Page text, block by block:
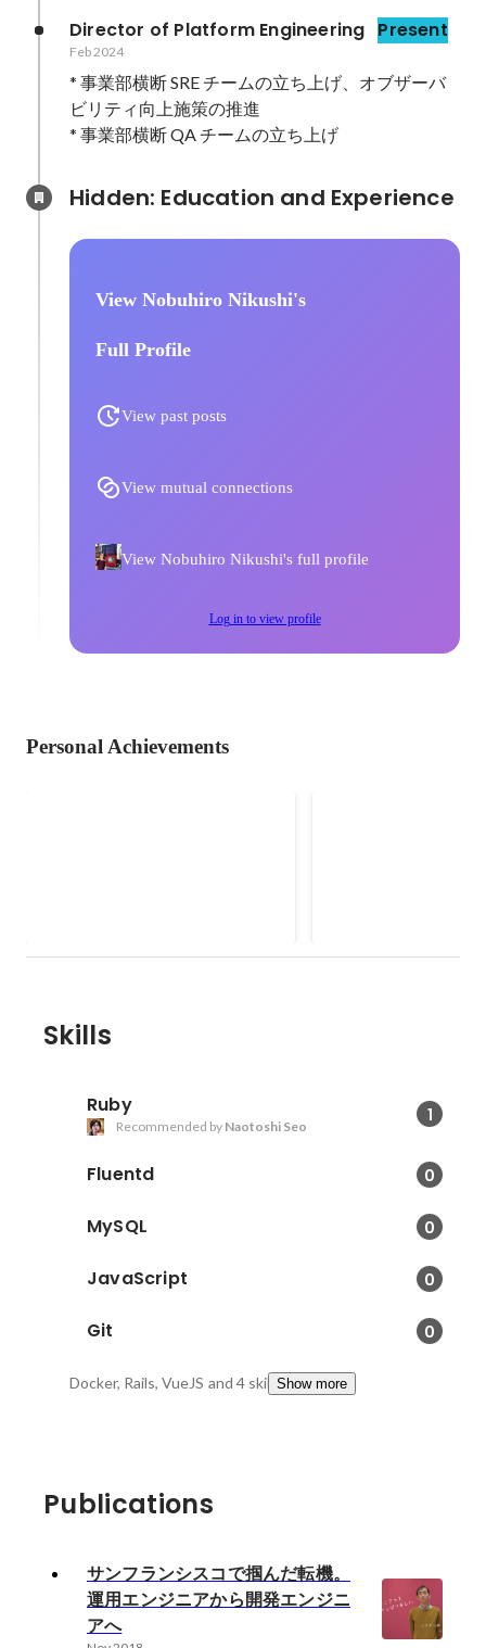
Director of Platform Engineering Present
Feb 2024
* 事業部横断 SRE チームの立ち上げ、オブザーバ
ビリティ向上施策の推進
* 事業部横断 QA チームの立ち上げ
View Nobuhiro Nikushi's
Full Profile
View past posts
View mutual connections
View Nobuhiro Nikushi's full profile
Log in to view profile
Personal Achievements
Skills
Ruby 1
Recommended by Naotoshi Seo
Fluentd 0
MySQL 0
JavaScript 0
Git 0
Docker, Rails, VueJS and 4 skillsShow more
Publications
サンフランシスコで掴んだ転機。
運用エンジニアから開発エンジニ
アへ